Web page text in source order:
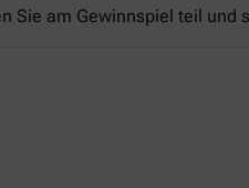
Sie am Gewinnspiel teil und